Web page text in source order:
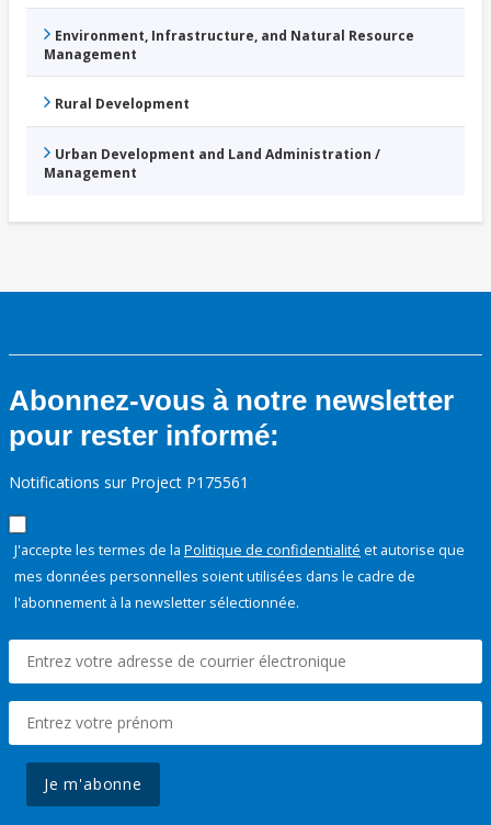
Environment, Infrastructure, and Natural Resource
Management
Rural Development
Urban Development and Land Administration /
Management
Abonnez-vous à notre newsletter
pour rester informé:
Notifications sur Project P175561
J'accepte les termes de la Politique de confidentialité et autorise que
mes données personnelles soient utilisées dans le cadre de
l'abonnement à la newsletter sélectionnée.
Je m'abonne